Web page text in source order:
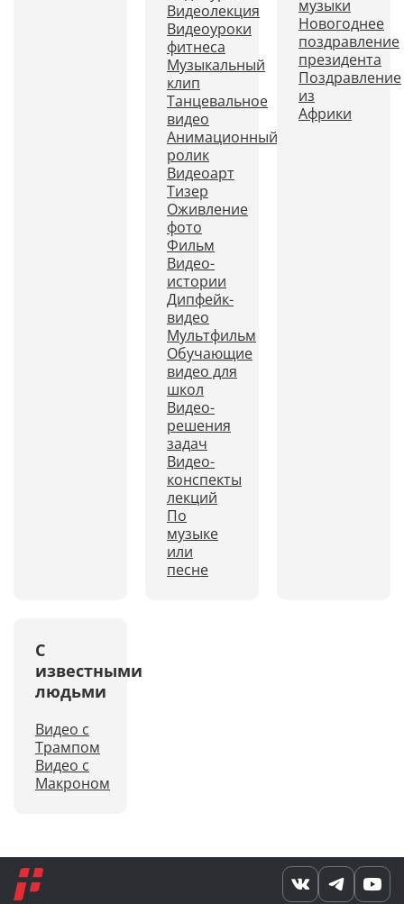
Видеолекция
Видеоуроки
фитнеса
Музыкальный
клип
Танцевальное
видео
Анимационный
ролик
Видеоарт
Тизер
Оживление
фото
Фильм
Видео-
истории
Дипфейк-
видео
Мультфильм
Обучающие
видео для
школ
Видео-
решения
задач
Видео-
конспекты
лекций
По
музыке
или
песне
музыки
Новогоднее
поздравление
президента
Поздравление
из
Африки
С
известными
людьми
Видео с
Трампом
Видео с
Макроном